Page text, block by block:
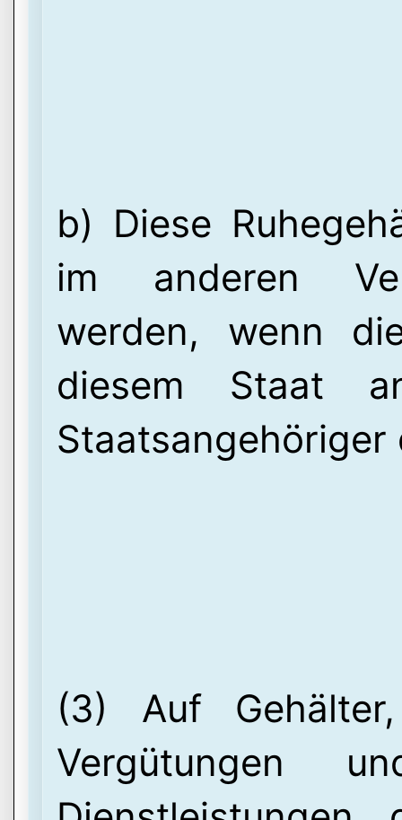
b) Diese
im anderen
werden, wenn
diesem Staat
(3) Auf
Vergütungen